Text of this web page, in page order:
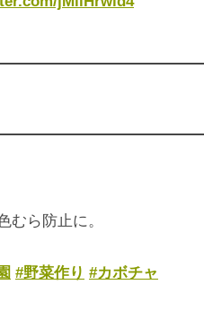
むら防止に。
#野菜作り #カボチャ